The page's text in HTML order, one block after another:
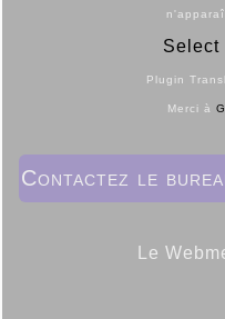
Select
Plugin
Merci à
Contactez le
Le